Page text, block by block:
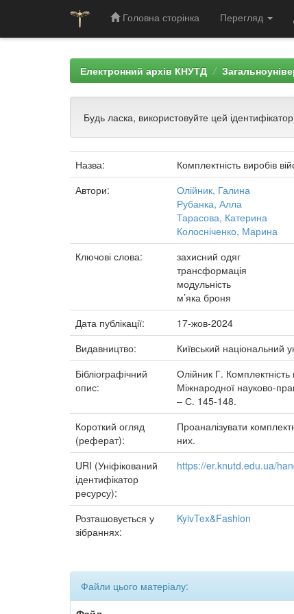
Головна сторінка Перегляд
Електронний архів КНУТД
Будь ласка, використовуйте цей
Назва:
Комплектність виробів
Автори:
Олійник, Галина
Рубанка, Алла
Тарасова, Катерина
Колосніченко, Марина
Ключові слова:
захисний одяг
трансформація
модульність
м’яка броня
Дата публікації:
17-жов-2024
Видавництво:
Київський національний
Бібліографічний
опис:
Олійник Г.
Міжнародної науково-
– С. 145-148.
Короткий огляд
(реферат):
Проаналізувати
них.
URI (Уніфікований
ідентифікатор
ресурсу):
https://er.knutd.edu.ua/
Розташовується у
зібраннях:
KyivTex&Fashion
Файли цього матеріалу: